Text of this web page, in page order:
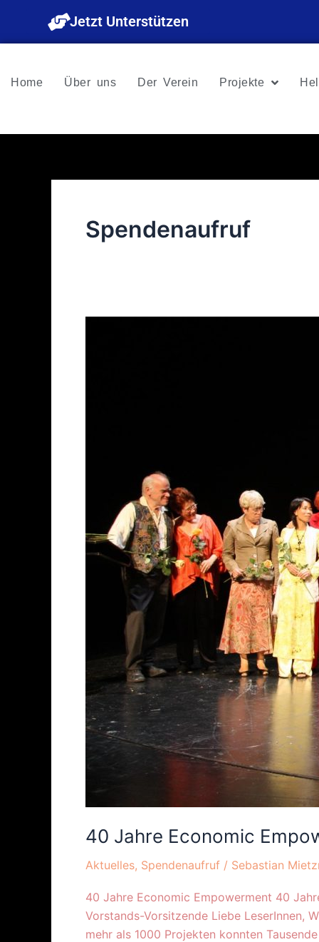
springen
Jetzt Unterstützen
Home Über uns Der Verein Projekte
Spendenaufruf
40 Jahre Economic
Aktuelles, Spendenaufruf / Sebastian
40 Jahre Economic Empowerment 40
Vorstands-Vorsitzende Liebe LeserInnen,
mehr als 1000 Projekten konnten